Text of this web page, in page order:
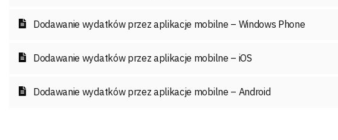
Dodawanie wydatków przez aplikacje mobilne – Windows Phone
Dodawanie wydatków przez aplikacje mobilne – iOS
Dodawanie wydatków przez aplikacje mobilne – Android